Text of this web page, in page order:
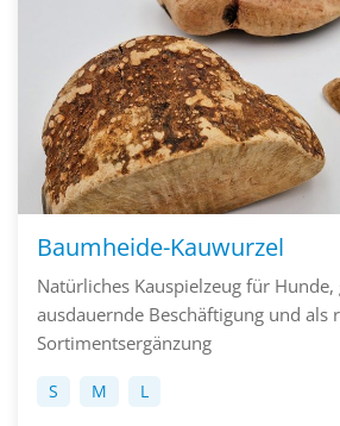
Baumheide-Kauwurzel
Natürliches Kauspielzeug für
ausdauernde Beschäftigung und als
Sortimentsergänzung
S M L